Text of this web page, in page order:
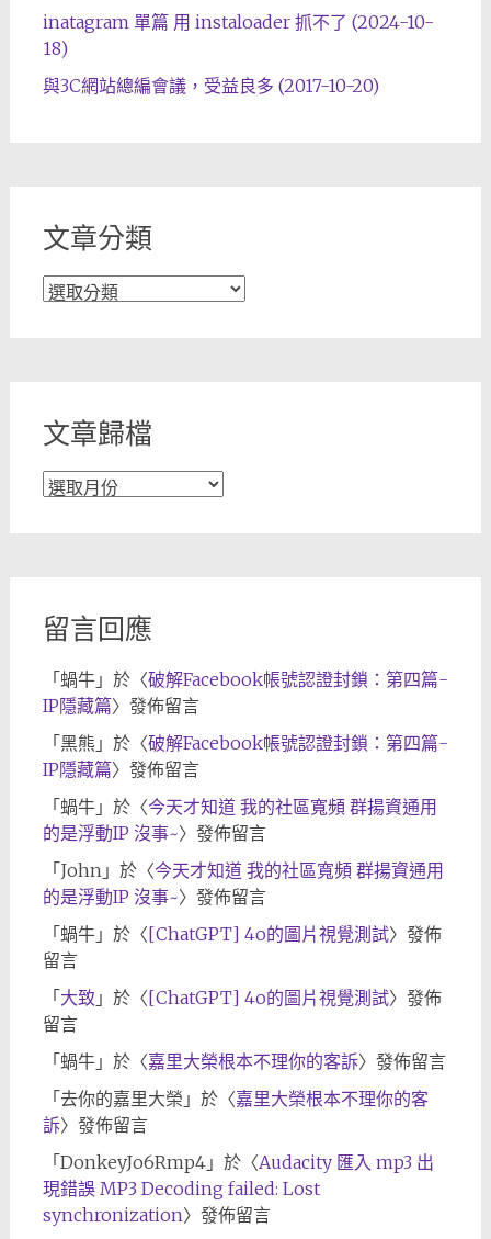
inatagram 單篇 用 instaloader 抓不了 (2024-10-
18)
與3C網站總編會議，受益良多 (2017-10-20)
文章分類
文
文章歸檔
文
留言回應
「蝸牛」於〈破解Facebook帳號認證封鎖：第四篇-
IP隱藏篇〉發佈留言
「黑熊 」於〈破解Facebook帳號認證封鎖：第四篇-
IP隱藏篇〉發佈留言
「蝸牛」於〈今天才知道 我的社區寬頻 群揚資通用
的是浮動IP 沒事~〉發佈留言
「John 」於〈今天才知道 我的社區寬頻 群揚資通用
的是浮動IP 沒事~〉發佈留言
「蝸牛」於〈[ChatGPT] 4o的圖片視覺測試〉發佈
留言
「大致 」於〈[ChatGPT] 4o的圖片視覺測試〉發佈
留言
「蝸牛」於〈嘉里大榮根本不理你的客訴〉發佈留言
「去你的嘉里大榮 」於〈嘉里大榮根本不理你的客
訴〉發佈留言
「DonkeyJo6Rmp4」於〈Audacity 匯入 mp3 出
現錯誤 MP3 Decoding failed: Lost
synchronization〉發佈留言